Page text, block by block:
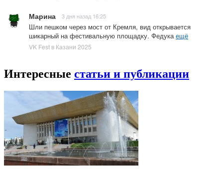
Марина 3 дня назад 16:25
Шли пешком через мост от Кремля, вид открывается
шикарный на фестивальную площадку. Федукаещё
VK Fest в Казани 2025
Интересные статьи и публикации